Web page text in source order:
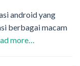
android yang
berbagai macam
more…